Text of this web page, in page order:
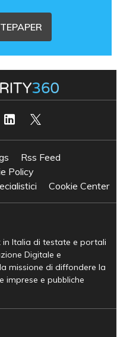
Rss Feed
Policy
Cookie Center
Italia di testate e portali
Digitale e
missione di diffondere la
imprese e pubbliche